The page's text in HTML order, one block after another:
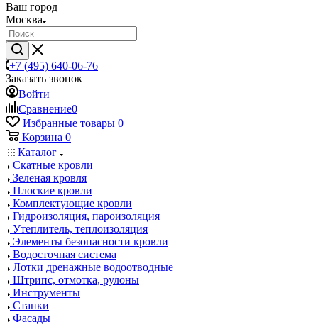
Ваш город
Москва
+7 (495) 640-06-76
Заказать звонок
Войти
Сравнение0
Избранные товары 0
Корзина 0
Каталог
Скатные кровли
Зеленая кровля
Плоские кровли
Комплектующие кровли
Гидроизоляция, пароизоляция
Утеплитель, теплоизоляция
Элементы безопасности кровли
Водосточная система
Лотки дренажные водоотводные
Штрипс, отмотка, рулоны
Инструменты
Станки
Фасады